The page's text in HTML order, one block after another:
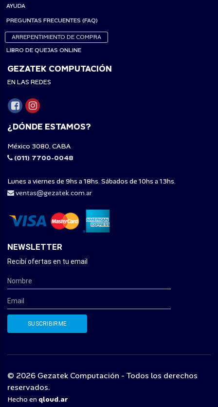
AYUDA
PREGUNTAS FRECUENTES (FAQ)
ARREPENTIMIENTO DE COMPRA
LIBRO DE QUEJAS ONLINE
GEZATEK COMPUTACIÓN
EN LAS REDES
¿DÓNDE ESTAMOS?
México 3080, CABA
(011) 7700-0048
Lunes a viernes de 9hs a 18hs. Sábados de 10hs a 13hs.
ventas@gezatek.com.ar
NEWSLETTER
Recibí ofertas en tu email
© 2026 Gezatek Computación - Todos los derechos
reservados.
Hecho en qloud.ar